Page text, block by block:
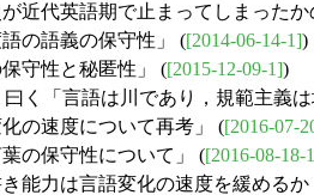
近代英語期で止まってしまった
の語義の保守性」 ([2014-06-14-1])
守性と秘匿性」 ([2015-12-09-1])
曰く「言語は川であり，規範主義
の速度について再考」 ([2016-07-
の保守性について」 ([2016-08-18-
能力は言語変化の速度を緩めるか